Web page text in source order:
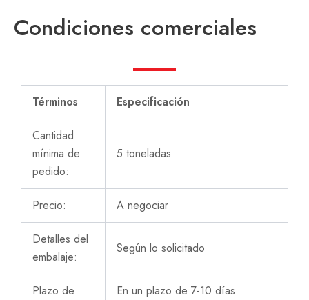
Condiciones comerciales
Términos Especificación
Cantidad
mínima de
pedido:
5 toneladas
Precio: A negociar
Detalles del
embalaje:
Según lo solicitado
Plazo de
En un plazo de 7-10 días